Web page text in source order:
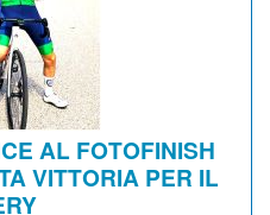
AL FOTOFINISH
VITTORIA PER IL